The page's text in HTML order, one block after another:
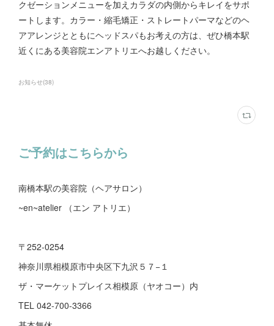
クゼーションメニューを加えカラダの内側からキレイをサポ
ートします。カラー・縮毛矯正・ストレートパーマなどのヘ
アアレンジとともにヘッドスパもお考えの方は、ぜひ橋本駅
近くにある美容院エンアトリエへお越しください。
お知らせ(38)
ご予約はこちらから
南橋本駅の美容院（ヘアサロン）
~en~atelier （エン アトリエ）
〒252-0254
神奈川県相模原市中央区下九沢５７−１
ザ・マーケットプレイス相模原（ヤオコー）内
TEL 042-700-3366